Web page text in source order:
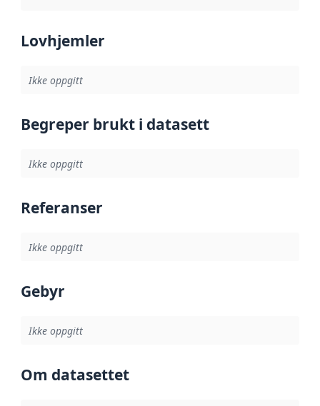
Lovhjemler
Ikke oppgitt
Begreper brukt i datasett
Ikke oppgitt
Referanser
Ikke oppgitt
Gebyr
Ikke oppgitt
Om datasettet